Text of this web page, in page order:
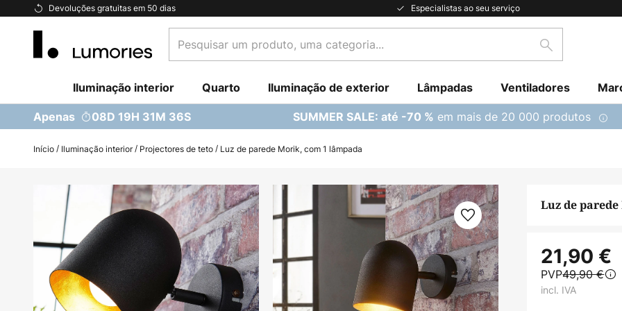
Devoluções gratuitas em 50 dias Especialistas ao seu serviço
Ir
Conteúdo
um
uma
categoria...
Pesquisar
Iluminação interior Quarto Iluminação de exterior Lâmpadas Ventiladores
Apenas 08D 19H 31M 35S SUMMER SALE: até -70 % em mais de 20 000 produtos
Início Iluminação interior Projectores de teto Luz de parede Morik, com 1 lâmpada
final
Galeria
Luz de
21,90 €
PVP49,90 €
incl. IVA